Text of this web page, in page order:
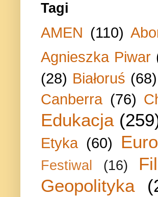
Tagi
AMEN (110)
Agnieszka Piwar
(28) Białoruś (68)
Canberra (76)
Edukacja
Etyka (60)
Festiwal (16)
Geopolityka